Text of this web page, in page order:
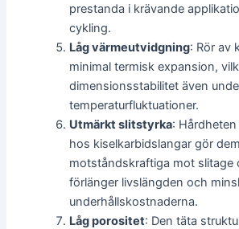
prestanda i krävande
cykling.
Låg värmeutvidgning: Rör av
minimal termisk expansion,
dimensionsstabilitet även
temperaturfluktuationer.
Utmärkt slitstyrka:
hos kiselkarbidslangar gör
motståndskraftiga mot slitage
förlänger livslängden och
underhållskostnaderna.
Låg porositet: Den täta